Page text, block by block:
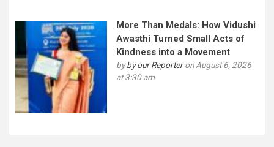
More Than Medals: How Vidushi
Awasthi Turned Small Acts of
Kindness into a Movement
byby our Reporteron August 6, 2026
at 3:30 am